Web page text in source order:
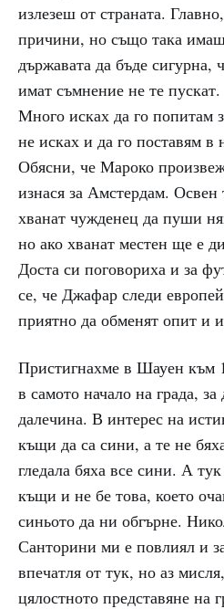
излезеш от страната.
причини, но също така
държавата да бъде
имат съмнение не те пускат.
Много исках да го попитам
не исках и да го поставям в
Обясни, че Мароко
изнася за Амстердам. Освен
хванат чужденец да пуши
но ако хванат местен ще е
Доста си поговориха и за
се, че Джафар следи
приятно да обменят опит и
Пристигнахме в Шауен към
в самото начало на града,
далечина. В интерес на
къщи да са сини, а те не
гледала бяха все сини. А
къщи и не бе това, което
синьото да ни обгърне.
Санторини ми е повлиял и
впечатля от тук, но аз
цялостното представяне на